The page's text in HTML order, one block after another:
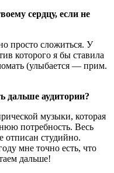
сердцу, если не
просто сложиться. У
которого я бы ставила
(улыбается — прим.
дальше аудитории?
музыки, которая
потребность. Весь
отписан студийно.
мне точно есть, что
дальше!